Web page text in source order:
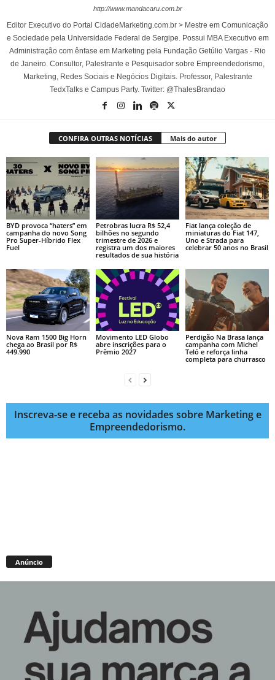
http://www.mandacaru.com.br
Editor Executivo do Portal CidadeMarketing.com.br > Mestre em Comunicação
e Sociedade pela Universidade Federal de Sergipe. Possui MBA Executivo em
Administração com ênfase em Marketing pela Fundação Getúlio Vargas - Rio
de Janeiro. Consultor, Palestrante e Pesquisador sobre Empreendedorismo,
Marketing, Redes Sociais e Negócios Digitais. Professor, Palestrante
TedxTalks e Campus Party. Twitter: @ThalesBrandao
CONFIRA OUTRAS NOTÍCIAS Mais do autor
BYD provoca “haters” em
campanha do novo Song
Pro Super-Híbrido Flex
Fuel
Petrobras lucra R$ 52,4
bilhões no segundo
trimestre de 2026 e
registra um dos maiores
resultados de sua história
Fiat lança coleção de
miniaturas do Fiat 147,
Uno e Strada para
celebrar 50 anos no Brasil
Nova Ram 1500 Big Horn
chega ao Brasil por R$
449.990
Movimento LED Globo
abre inscrições para o
Prêmio 2027
Perdigão Na Brasa lança
campanha com Michel
Teló e reforça linha
completa para churrasco
Inscreva-se e receba as novidades sobre Marketing e
Empreendedorismo.
Anúncio